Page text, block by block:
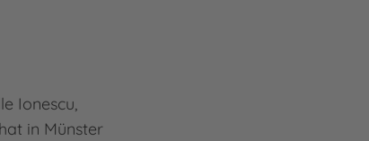
Ionescu,
in Münster